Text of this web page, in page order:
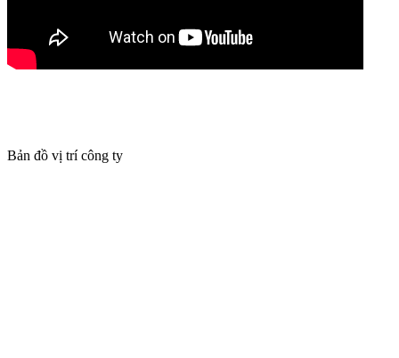
Bản đồ vị trí công ty